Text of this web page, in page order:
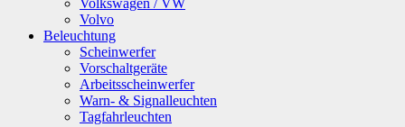
Volkswagen / VW
Volvo
Beleuchtung
Scheinwerfer
Vorschaltgeräte
Arbeitsscheinwerfer
Warn- & Signalleuchten
Tagfahrleuchten